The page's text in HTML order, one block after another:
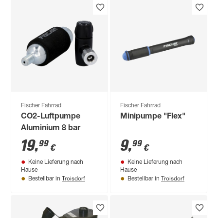
Fischer Fahrrad
CO2-Luftpumpe
Aluminium 8 bar
19,99 €
Keine Lieferung nach
Hause
Bestellbar in Troisdorf
Fischer Fahrrad
Minipumpe "Flex"
9,99 €
Keine Lieferung nach
Hause
Bestellbar in Troisdorf